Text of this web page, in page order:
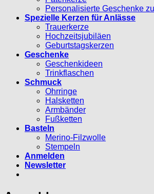
Personalisierte Geschenke
Spezielle Kerzen für Anlässe
Trauerkerze
Hochzeitsjubiläen
Geburtstagskerzen
Geschenke
Geschenkideen
Trinkflaschen
Schmuck
Ohrringe
Halsketten
Armbänder
Fußketten
Basteln
Merino-Filzwolle
Stempeln
Anmelden
Newsletter